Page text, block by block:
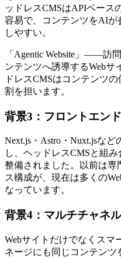
ッドレスCMSはAPIベース
容易で、コンテンツをAIが
しやすい。
「Agentic Website」——訪
ンテンツへ誘導するWeb
ドレスCMSはコンテンツ
割を担います。
背景3：フロントエン
Next.js・Astro・Nuxt.jsな
し、ヘッドレスCMSと組
整備されました。以前は専
ス構成が、現在は多くの
なっています。
背景4：マルチチャネ
Webサイトだけでなくスマ
ネージにも同じコンテン